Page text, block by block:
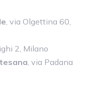
, via Olgettina 60,
2, Milano
, via Padana